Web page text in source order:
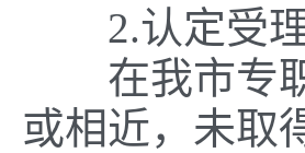
2.认定受理
在我市专职
或相近，未取